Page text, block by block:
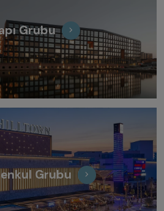
Grubu
Grubu